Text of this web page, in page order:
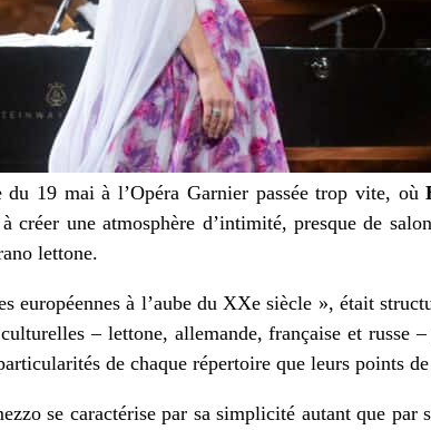
du 19 mai à l’Opéra Garnier passée trop vite, où
créer une atmosphère d’intimité, presque de
lettone.
européennes à l’aube du XXe siècle », était
– lettone, allemande, française et russe
de chaque répertoire que leurs points
se caractérise par sa simplicité autant que par